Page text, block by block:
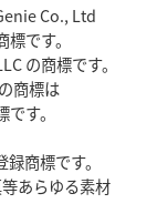
Co., Ltd
です。
の商標です。
商標は
す。
商標です。
あらゆる素材